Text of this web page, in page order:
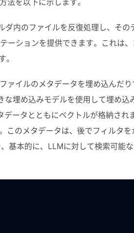
を以下に示します。
ダ内のファイルを反復処理し、その
ーションを提供できます。これは
。
ァイルのメタデータを埋め込んだり
な埋め込みモデルを使用して埋め込
データとともにベクトルが格納され
このメタデータは、後でフィルタを
基本的に、 LLMに対して検索可能